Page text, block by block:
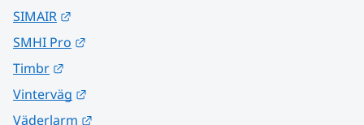
SIMAIR
SMHI Pro
Timbr
Vinterväg
Väderlarm